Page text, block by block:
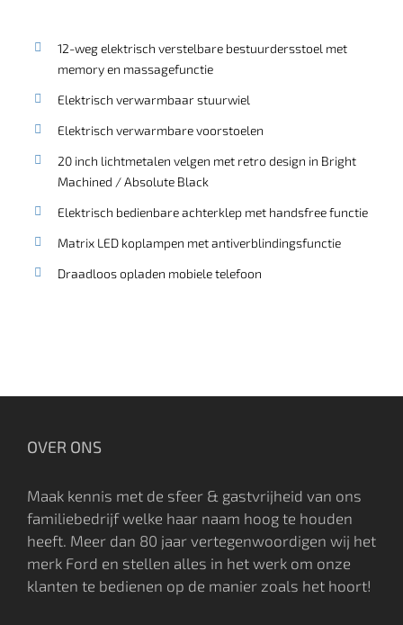
12-weg elektrisch verstelbare bestuurdersstoel met
memory en massagefunctie
Elektrisch verwarmbaar stuurwiel
Elektrisch verwarmbare voorstoelen
20 inch lichtmetalen velgen met retro design in Bright
Machined / Absolute Black
Elektrisch bedienbare achterklep met handsfree functie
Matrix LED koplampen met antiverblindingsfunctie
Draadloos opladen mobiele telefoon
OVER ONS
Maak kennis met de sfeer & gastvrijheid van ons
familiebedrijf welke haar naam hoog te houden
heeft. Meer dan 80 jaar vertegenwoordigen wij het
merk Ford en stellen alles in het werk om onze
klanten te bedienen op de manier zoals het hoort!